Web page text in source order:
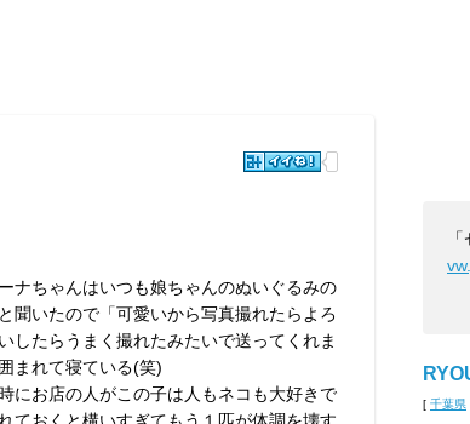
ナちゃんはいつも娘ちゃんのぬいぐるみの
聞いたので「可愛いから写真撮れたらよろ
したらうまく撮れたみたいで送ってくれま
まれて寝ている(笑)
にお店の人がこの子は人もネコも大好きで
[ 千葉県